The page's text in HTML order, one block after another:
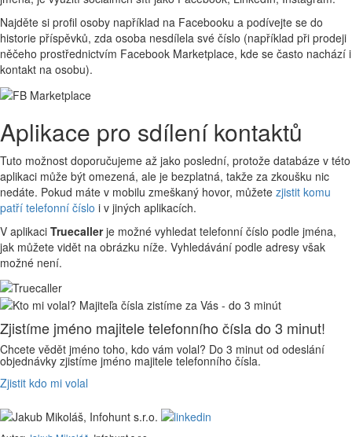
Najděte si profil osoby například na Facebooku a podívejte se do
historie příspěvků, zda osoba nesdílela své číslo (například při prodeji
něčeho prostřednictvím Facebook Marketplace, kde se často nachází i
kontakt na osobu).
Aplikace pro sdílení kontaktů
Tuto možnost doporučujeme až jako poslední, protože databáze v této
aplikaci může být omezená, ale je bezplatná, takže za zkoušku nic
nedáte. Pokud máte v mobilu zmeškaný hovor, můžete zjistit komu
patří telefonní číslo i v jiných aplikacích.
V aplikaci Truecallerje možné vyhledat telefonní číslo podle jména,
jak můžete vidět na obrázku níže. Vyhledávání podle adresy však
možné není.
Zjistíme jméno majitele telefonního čísla do 3 minut!
Chcete vědět jméno toho, kdo vám volal? Do 3 minut od odeslání
objednávky zjistíme jméno majitele telefonního čísla.
Zjistit kdo mi volal